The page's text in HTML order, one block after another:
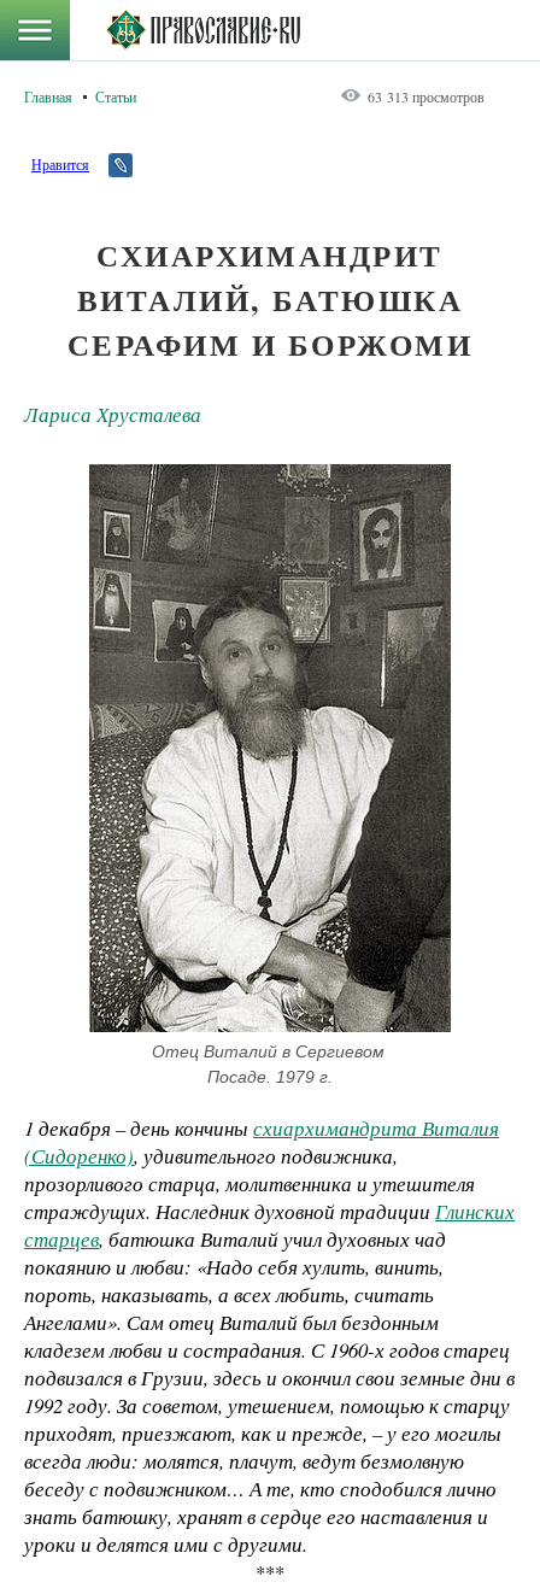
Главная Статьи 63 313 просмотров
Нравится
СХИАРХИМАНДРИТ
ВИТАЛИЙ, БАТЮШКА
СЕРАФИМ И БОРЖОМИ
Лариса Хрусталева
Отец Виталий в Сергиевом
Посаде. 1979 г.
1 декабря – день кончины схиархимандрита Виталия
(Сидоренко), удивительного подвижника,
прозорливого старца, молитвенника и утешителя
страждущих. Наследник духовной традиции Глинских
старцев, батюшка Виталий учил духовных чад
покаянию и любви: «Надо себя хулить, винить,
пороть, наказывать, а всех любить, считать
Ангелами». Сам отец Виталий был бездонным
кладезем любви и сострадания. С 1960-х годов старец
подвизался в Грузии, здесь и окончил свои земные дни в
1992 году. За советом, утешением, помощью к старцу
приходят, приезжают, как и прежде, – у его могилы
всегда люди: молятся, плачут, ведут безмолвную
беседу с подвижником… А те, кто сподобился лично
знать батюшку, хранят в сердце его наставления и
уроки и делятся ими с другими.
***